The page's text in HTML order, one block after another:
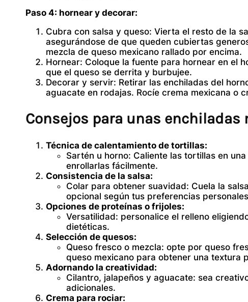
Paso 4: hornear y decorar:
Cubra con salsa y queso: Vierta el resto de la
asegurándose de que queden cubiertas
mezcla de queso mexicano rallado por encima.
Hornear: Coloque la fuente para hornear en el
que el queso se derrita y burbujee.
Decorar y servir: Retirar las enchiladas del
aguacate en rodajas. Rocíe crema mexicana o
Consejos para unas enchiladas
Técnica de calentamiento de tortillas:
Sartén u horno: Caliente las tortillas en
enrollarlas fácilmente.
Consistencia de la salsa:
Colar para obtener suavidad: Cuela la
opcional según tus preferencias
Opciones de proteínas o frijoles:
Versatilidad: personalice el relleno
dietéticas.
Selección de quesos:
Queso fresco o mezcla: opte por queso
queso mexicano para obtener una textura
Adornando la creatividad:
Cilantro, jalapeños y aguacate: sea
adicionales.
Crema para rociar: